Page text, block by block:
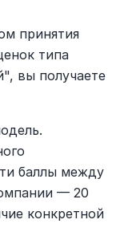
принятия
типа
вы получаете
баллы между
— 20
конкретной